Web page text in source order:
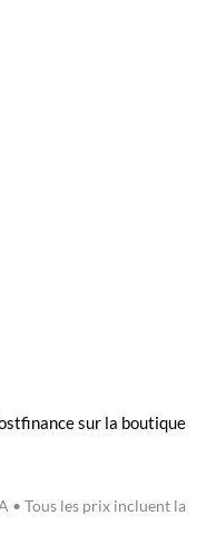
sur la boutique
• Tous les prix incluent la